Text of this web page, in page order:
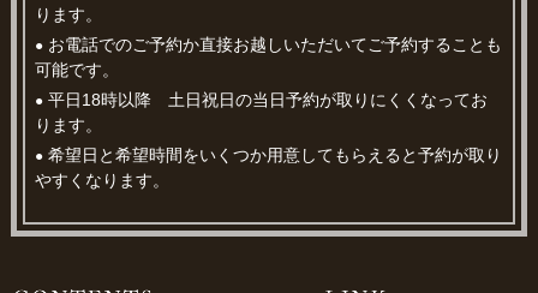
ります。
● お電話でのご予約か直接お越しいただいてご予約することも
可能です。
● 平日18時以降 土日祝日の当日予約が取りにくくなってお
ります。
● 希望日と希望時間をいくつか用意してもらえると予約が取り
やすくなります。